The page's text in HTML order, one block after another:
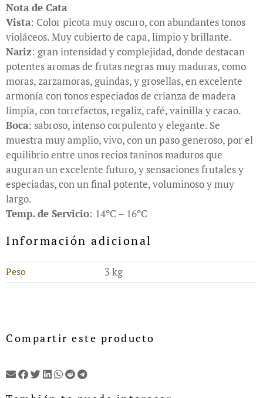
Nota de Cata
Vista: Color picota muy oscuro, con abundantes tonos
violáceos. Muy cubierto de capa, limpio y brillante.
Nariz: gran intensidad y complejidad, donde destacan
potentes aromas de frutas negras muy maduras, como
moras, zarzamoras, guindas, y grosellas, en excelente
armonía con tonos especiados de crianza de madera
limpia, con torrefactos, regaliz, café, vainilla y cacao.
Boca: sabroso, intenso corpulento y elegante. Se
muestra muy amplio, vivo, con un paso generoso, por el
equilibrio entre unos recios taninos maduros que
auguran un excelente futuro, y sensaciones frutales y
especiadas, con un final potente, voluminoso y muy
largo.
Temp. de Servicio: 14ºC – 16ºC
Información adicional
Peso 3 kg
Compartir este producto